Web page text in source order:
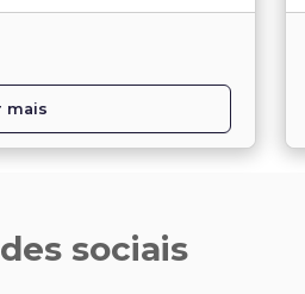
mais
sociais